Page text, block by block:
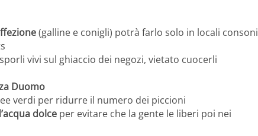
(galline e conigli) potrà farlo solo in locali consoni
vivi sul ghiaccio dei negozi, vietato cuocerli
Duomo
verdi per ridurre il numero dei piccioni
dolce per evitare che la gente le liberi poi nei